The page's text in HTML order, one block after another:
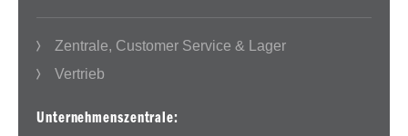
Zentrale, Customer Service & Lager
Vertrieb
Unternehmenszentrale: